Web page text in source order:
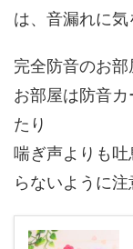
は、音漏れに気
完全防音のお部
お部屋は防音
たり
喘ぎ声よりも
らないように注